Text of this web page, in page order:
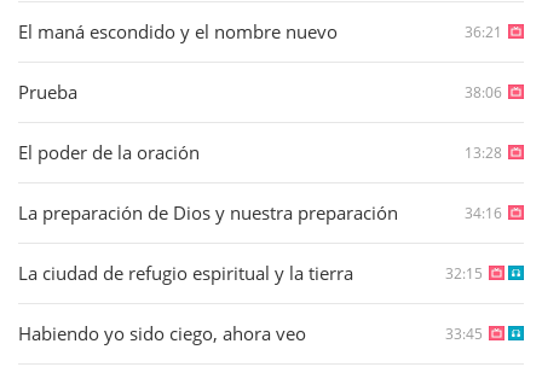
El maná escondido y el nombre nuevo 36:21
Prueba 38:06
El poder de la oración 13:28
La preparación de Dios y nuestra preparación 34:16
La ciudad de refugio espiritual y la tierra 32:15
Habiendo yo sido ciego, ahora veo 33:45